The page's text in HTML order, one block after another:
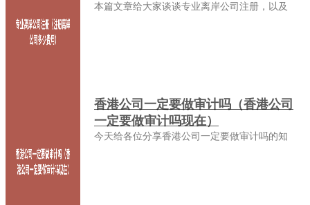
本篇文章给大家谈谈专业离岸公司注册，以及
香港公司一定要做审计吗（香港公司
一定要做审计吗现在）
今天给各位分享香港公司一定要做审计吗的知